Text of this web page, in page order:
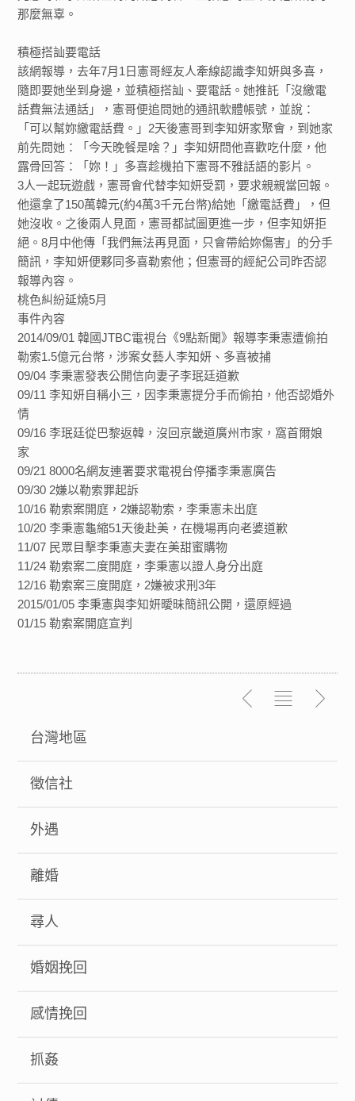
台灣地區
徵信社
外遇
離婚
尋人
婚姻挽回
感情挽回
抓姦
那麼無辜。
積極搭訕要電話
該網報導，去年7月1日憲哥經友人牽線認識李知妍與多喜，
隨即要她坐到身邊，並積極搭訕、要電話。她推託「沒繳電
話費無法通話」，憲哥便追問她的通訊軟體帳號，並說：
「可以幫妳繳電話費。」2天後憲哥到李知妍家聚會，到她家
前先問她：「今天晚餐是啥？」李知妍問他喜歡吃什麼，他
露骨回答：「妳！」多喜趁機拍下憲哥不雅話語的影片。
3人一起玩遊戲，憲哥會代替李知妍受罰，要求親親當回報。
他還拿了150萬韓元(約4萬3千元台幣)給她「繳電話費」，但
她沒收。之後兩人見面，憲哥都試圖更進一步，但李知妍拒
絕。8月中他傳「我們無法再見面，只會帶給妳傷害」的分手
簡訊，李知妍便夥同多喜勒索他；但憲哥的經紀公司昨否認
報導內容。
桃色糾紛延燒5月
事件內容
2014/09/01 韓國JTBC電視台《9點新聞》報導李秉憲遭偷拍
勒索1.5億元台幣，涉案女藝人李知妍、多喜被捕
09/04 李秉憲發表公開信向妻子李珉廷道歉
09/11 李知妍自稱小三，因李秉憲提分手而偷拍，他否認婚外
情
09/16 李珉廷從巴黎返韓，沒回京畿道廣州市家，窩首爾娘
家
09/21 8000名網友連署要求電視台停播李秉憲廣告
09/30 2嫌以勒索罪起訴
10/16 勒索案開庭，2嫌認勒索，李秉憲未出庭
10/20 李秉憲龜縮51天後赴美，在機場再向老婆道歉
11/07 民眾目擊李秉憲夫妻在美甜蜜購物
11/24 勒索案二度開庭，李秉憲以證人身分出庭
12/16 勒索案三度開庭，2嫌被求刑3年
2015/01/05 李秉憲與李知妍曖昧簡訊公開，還原經過
01/15 勒索案開庭宣判